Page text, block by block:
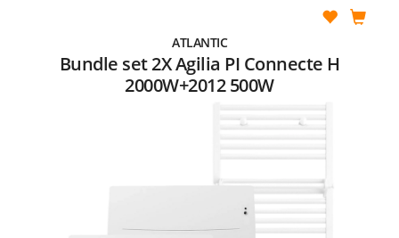
ATLANTIC
Bundle set 2X Agilia PI Connecte H
2000W+2012 500W